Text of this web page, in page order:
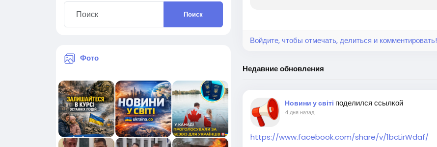
Поиск
Фото
Войдите, чтобы отмечать, делиться и комментировать!
Недавние обновления
Новини у світі поделился ссылкой
4 дня назад
https://www.facebook.com/share/v/1bcLirWdaf/